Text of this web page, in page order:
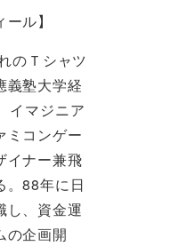
ル】
のＴシャツ
義塾大学経
イマジニア
ミコンゲー
イナー兼飛
。88年に日
し、資金運
の企画開